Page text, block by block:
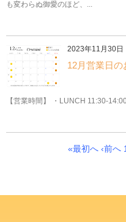
も変わらぬ御愛のほど、...
2023年11月30日
12月営業日の
【営業時間】 ・LUNCH 11:30-
«最初へ ‹前へ 1